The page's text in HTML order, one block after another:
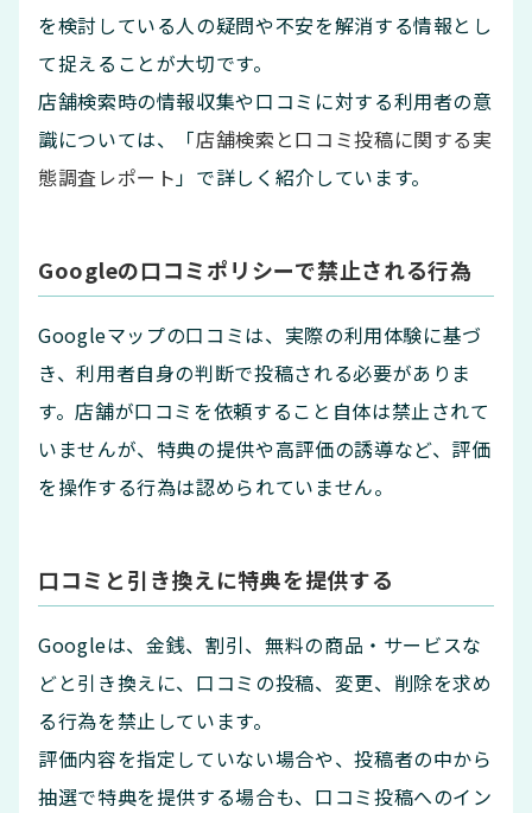
を検討している人の疑問や不安を解消する情報とし
て捉えることが大切です。
店舗検索時の情報収集や口コミに対する利用者の意
識については、「店舗検索と口コミ投稿に関する実
態調査レポート」で詳しく紹介しています。
Googleの口コミポリシーで禁止される行為
Googleマップの口コミは、実際の利用体験に基づ
き、利用者自身の判断で投稿される必要がありま
す。店舗が口コミを依頼すること自体は禁止されて
いませんが、特典の提供や高評価の誘導など、評価
を操作する行為は認められていません。
口コミと引き換えに特典を提供する
Googleは、金銭、割引、無料の商品・サービスな
どと引き換えに、口コミの投稿、変更、削除を求め
る行為を禁止しています。
評価内容を指定していない場合や、投稿者の中から
抽選で特典を提供する場合も、口コミ投稿へのイン